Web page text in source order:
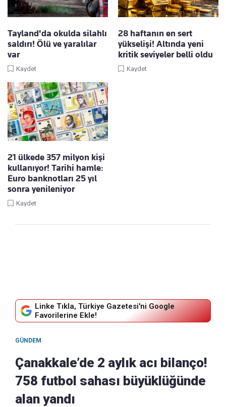
Tayland'da okulda silahlı
saldırı! Ölü ve yaralılar
var
Kaydet
28 haftanın en sert
yükselişi! Altında yeni
kritik seviyeler belli oldu
Kaydet
21 ülkede 357 milyon kişi
kullanıyor! Tarihi hamle:
Euro banknotları 25 yıl
sonra yenileniyor
Kaydet
Linke Tıkla, Türkiye Gazetesi'ni Google
Favorilerine Ekle!
GÜNDEM
Çanakkale’de 2 aylık acı bilanço!
758 futbol sahası büyüklüğünde
alan yandı